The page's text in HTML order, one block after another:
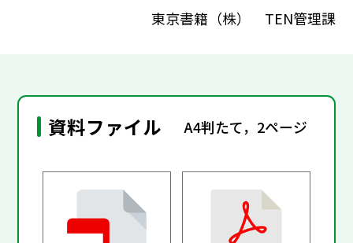
東京書籍（株） TEN管理課
資料ファイル A4判たて，2ページ